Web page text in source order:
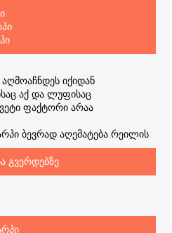
იქიდან
აქ და ლუფისაც
ფაქტორი არაა
ბევრად აღემატება რეილის
გვერდებზე